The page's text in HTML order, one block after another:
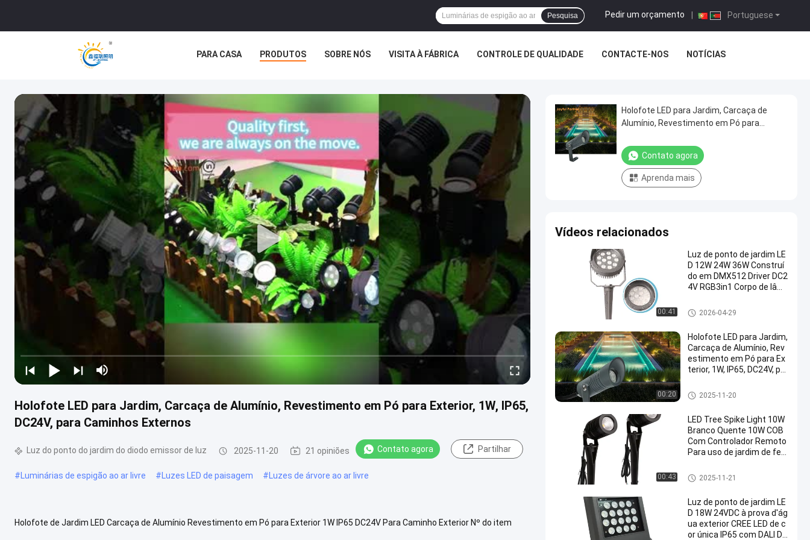
Portuguese
Pedir um orçamento
Pesquisa
PARA CASA PRODUTOS SOBRE NÓS VISITA À FÁBRICA CONTROLE DE QUALIDADE CONTACTE-NOS NOTÍCIAS
Holofote LED para Jardim, Carcaça de Alumínio, Revestimento em Pó para Exterior, 1W, IP65,
DC24V, para Caminhos Externos
Luz do ponto do jardim do diodo emissor de luz 2025-11-20 21 opiniões Contato agora Partilhar
#Luminárias de espigão ao ar livre #Luzes LED de paisagem #Luzes de árvore ao ar livre
Holofote de Jardim LED Carcaça de Alumínio Revestimento em Pó para Exterior 1W IP65 DC24V Para Caminho Exterior Nº do item
Holofote LED para Jardim, Carcaça de
Alumínio, Revestimento em Pó para
Externos
Contato agora
Aprenda mais
Vídeos relacionados
00:41
Luz de ponto de jardim LE
D 12W 24W 36W Construí
do em DMX512 Driver DC2
4V RGB3in1 Corpo de lâm
sas de alumínio para ilumi
nação de árvores
Luz do ponto do jardim do dio
do emissor de luz
2026-04-29
00:20
Holofote LED para Jardim,
Carcaça de Alumínio, Rev
estimento em Pó para Ex
terior, 1W, IP65, DC24V, pa
Luz do ponto do jardim do dio
do emissor de luz
2025-11-20
00:43
LED Tree Spike Light 10W
Branco Quente 10W COB
Com Controlador Remoto
Para uso de jardim de fes
Luz do ponto do jardim do dio
do emissor de luz
2025-11-21
Luz de ponto de jardim LE
D 18W 24VDC à prova d'ág
ua exterior CREE LED de c
or única IP65 com DALI Di